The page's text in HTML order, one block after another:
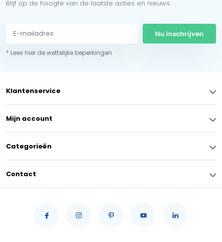
Blijf op de hoogte van de laatste acties en nieuws
Nu inschrijven
* Lees hier de wettelijke beperkingen
Klantenservice
Mijn account
Categorieën
Contact